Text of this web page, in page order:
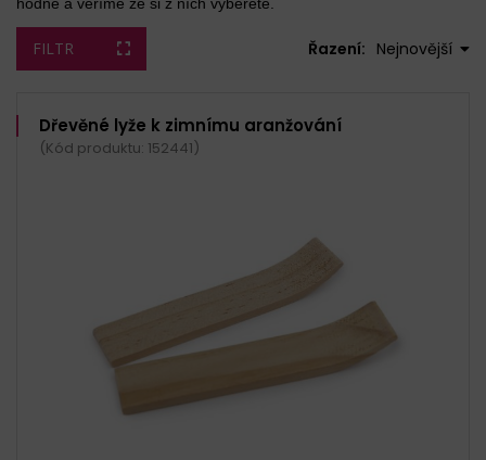
FILTR Řazení: Nejnovější
Dřevěné lyže k zimnímu aranžování
(Kód produktu: 152441)